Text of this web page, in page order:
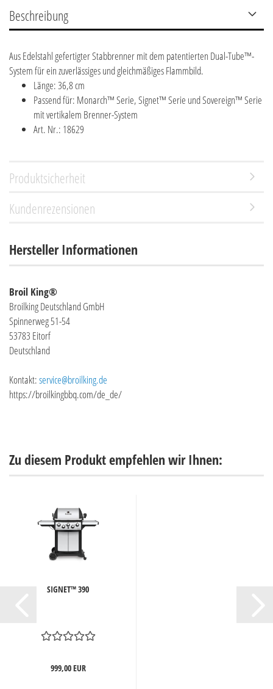
Beschreibung
Aus Edelstahl gefertigter Stabbrenner mit dem patentierten Dual-Tube™-
System für ein zuverlässiges und gleichmäßiges Flammbild.
Länge: 36,8 cm
Passend für: Monarch™ Serie, Signet™ Serie und Sovereign™ Serie
mit vertikalem Brenner-System
Art. Nr.: 18629
Produktsicherheit
Kundenrezensionen
Hersteller Informationen
Broil King®
Broilking Deutschland GmbH
Spinnerweg 51-54
53783 Eitorf
Deutschland
Kontakt:service@broilking.de
https://broilkingbbq.com/de_de/
Zu diesem Produkt empfehlen wir Ihnen:
SIGNET™ 390
999,00 EUR